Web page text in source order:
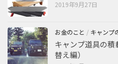
2019年9月27日
お金のこと / キャンプ
キャンプ道具の
替え編）